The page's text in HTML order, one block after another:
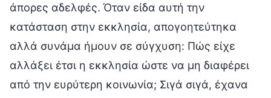
άπορες αδελφές. Όταν είδα αυτή την
κατάσταση στην εκκλησία, απογοητεύτηκα
αλλά συνάμα ήμουν σε σύγχυση: Πώς είχε
αλλάξει έτσι η εκκλησία ώστε να μη διαφέρει
από την ευρύτερη κοινωνία; Σιγά σιγά, έχανα